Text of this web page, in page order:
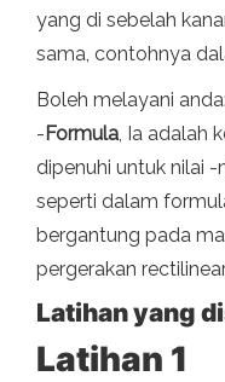
yang di sebelah
sama, contohnya
Boleh melayani
- Formula, Ia adalah
dipenuhi untuk nilai
seperti dalam
bergantung pada
pergerakan
Latihan yang
Latihan 1